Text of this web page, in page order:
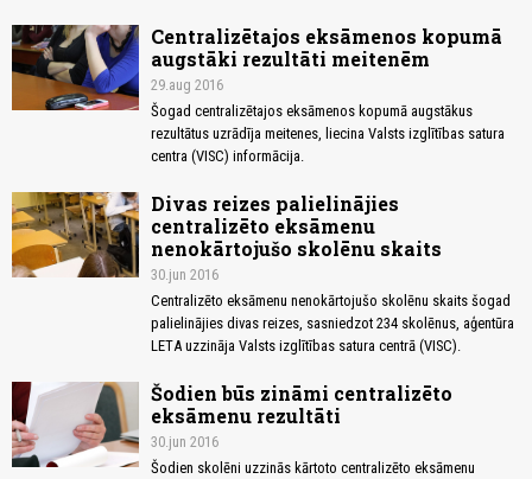
Centralizētajos eksāmenos kopumā
augstāki rezultāti meitenēm
29.aug 2016
Šogad centralizētajos eksāmenos kopumā augstākus
rezultātus uzrādīja meitenes, liecina Valsts izglītības satura
centra (VISC) informācija.
Divas reizes palielinājies
centralizēto eksāmenu
nenokārtojušo skolēnu skaits
30.jun 2016
Centralizēto eksāmenu nenokārtojušo skolēnu skaits šogad
palielinājies divas reizes, sasniedzot 234 skolēnus, aģentūra
LETA uzzināja Valsts izglītības satura centrā (VISC).
Šodien būs zināmi centralizēto
eksāmenu rezultāti
30.jun 2016
Šodien skolēni uzzinās kārtoto centralizēto eksāmenu